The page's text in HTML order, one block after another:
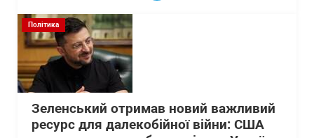
Політика
Зеленський отримав новий важливий
ресурс для далекобійної війни: США